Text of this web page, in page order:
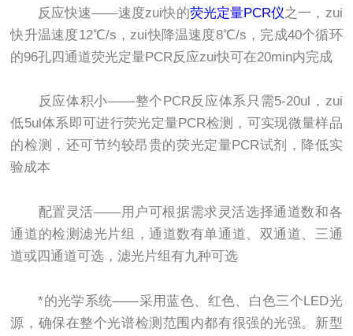
反应快速——速度zui快的荧光定量PCR仪之一，zui
快升温速度12℃/s，zui快降温速度8℃/s，完成40个循环
的96孔四通道荧光定量PCR反应zui快可在20min内完成
反应体积小——整个PCR反应体系只需5-20ul，zui
低5ul体系即可进行荧光定量PCR检测，可实现微量样品
的检测，还可节约较昂贵的荧光定量PCR试剂，降低实
验成本
配置灵活——用户可根据需求灵活选择通道数和各
通道的检测滤光片组，通道数有单通道、双通道、三通
道或四通道可选，滤光片组有九种可选
*的光学系统——采用蓝色、红色、白色三个LED光
源，确保在整个光谱检测范围内都有很强的光强。新型